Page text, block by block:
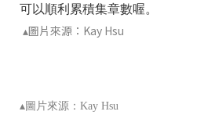
可以順利累積集章數喔。
▴圖片來源：Kay Hsu
▴圖片來源：Kay Hsu